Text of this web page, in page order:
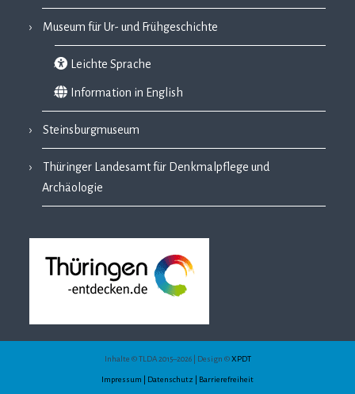
Museum für Ur- und Frühgeschichte
Leichte Sprache
Information in English
Steinsburgmuseum
Thüringer Landesamt für Denkmalpflege und
Archäologie
Inhalte © TLDA 2015–2026 | Design ©XPDT
Impressum | Datenschutz | Barrierefreiheit